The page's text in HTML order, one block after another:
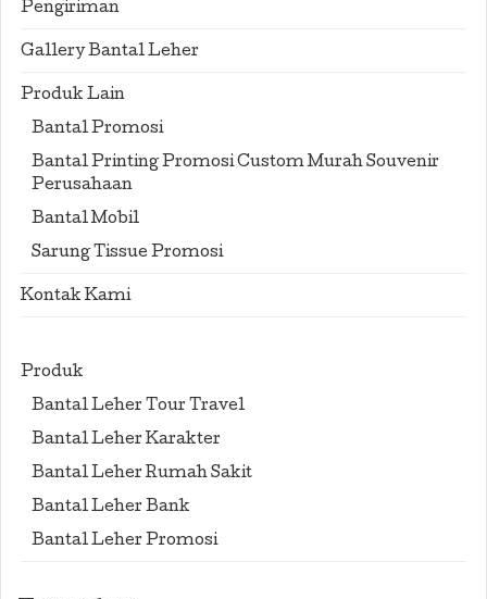
Pengiriman
Gallery Bantal Leher
Produk Lain
Bantal Promosi
Bantal Printing Promosi Custom Murah Souvenir
Perusahaan
Bantal Mobil
Sarung Tissue Promosi
Kontak Kami
Produk
Bantal Leher Tour Travel
Bantal Leher Karakter
Bantal Leher Rumah Sakit
Bantal Leher Bank
Bantal Leher Promosi